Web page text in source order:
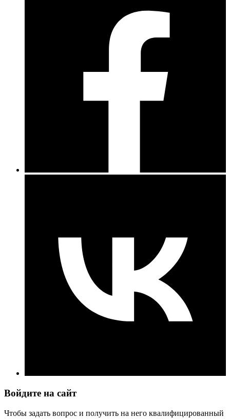
Войдите на сайт
Чтобы задать вопрос и получить на него квалифицированный